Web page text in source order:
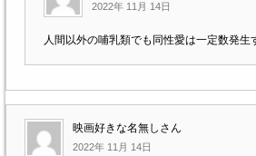
2022年 11月 14日
人間以外の哺乳類でも同性愛は一定数発生
映画好きな名無しさん
2022年 11月 14日